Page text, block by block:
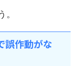
誤作動がな